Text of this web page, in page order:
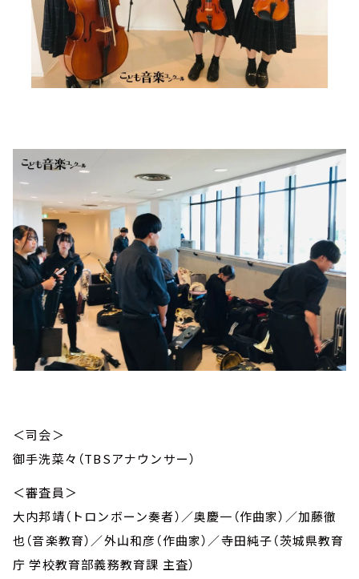
＜司会＞
御手洗菜々（TBSアナウンサー）
＜審査員＞
大内邦靖（トロンボーン奏者）／奥慶一（作曲家）／加藤徹
也（音楽教育）／外山和彦（作曲家）／寺田純子（茨城県教育
庁 学校教育部義務教育課 主査）